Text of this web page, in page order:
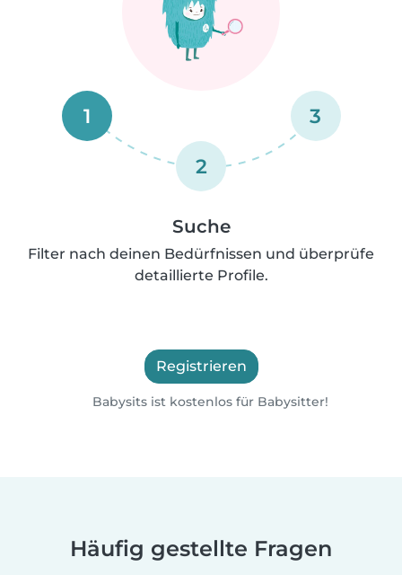
1
2
3
Suche
Filter nach deinen Bedürfnissen und überprüfe
detaillierte Profile.
Registrieren
Babysits ist kostenlos für Babysitter!
Häufig gestellte Fragen